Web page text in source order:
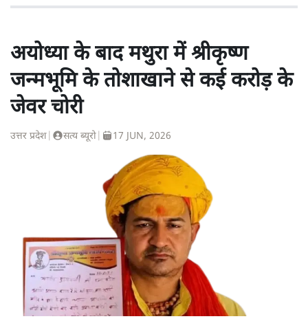
अयोध्या के बाद मथुरा में श्रीकृष्ण
जन्मभूमि के तोशाखाने से कई करोड़ के
जेवर चोरी
उत्तर प्रदेश सत्य ब्यूरो 17 JUN, 2026